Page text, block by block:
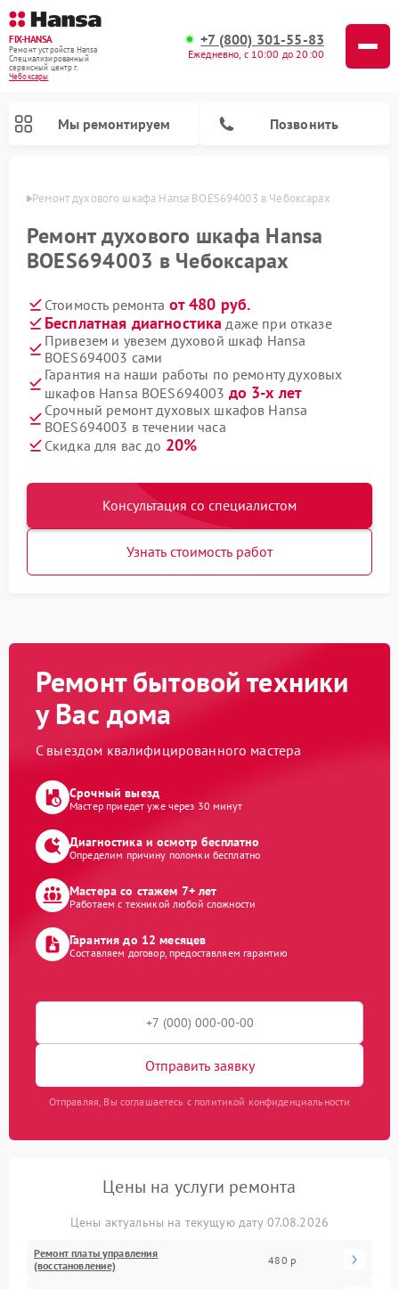
FIX-HANSA
Ремонт устройств Hansa
Специализированный
cервисный центр г.
Чебоксары
+7 (800) 301-55-83
Ежедневно, с 10:00 до 20:00
Мы ремонтируем Позвонить
Ремонт духового шкафа Hansa BOES694003 в Чебоксарах
Ремонт духового шкафа Hansa
BOES694003 в Чебоксарах
Стоимость ремонта от 480 руб.
Бесплатная диагностика даже при отказе
Привезем и увезем духовой шкаф Hansa
BOES694003 сами
Гарантия на наши работы по ремонту духовых
шкафов Hansa BOES694003 до 3-х лет
Срочный ремонт духовых шкафов Hansa
BOES694003 в течении часа
Скидка для вас до 20%
Консультация со специалистом
Узнать стоимость работ
Ремонт бытовой техники
у Вас дома
С выездом квалифицированного мастера
Срочный выезд
Мастер приедет уже через 30 минут
Диагностика и осмотр бесплатно
Определим причину поломки бесплатно
Мастера со стажем 7+ лет
Работаем с техникой любой сложности
Гарантия до 12 месяцев
Составляем договор, предоставляем гарантию
Отправить заявку
Отправляя, Вы соглашаетесь с политикой конфиденциальности
Цены на услуги ремонта
Цены актуальны на текущую дату 07.08.2026
Ремонт платы управления
(восстановление)
480 р